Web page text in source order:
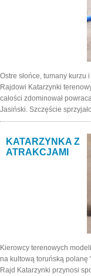
Ostre słońce, tumany kurzu
Rajdowi Katarzynki
całości zdominował
Jasiński. Szczęście
KATARZYNKA Z
ATRAKCJAMI
Kierowcy terenowych
na kultową toruńską polanę
Rajd Katarzynki przynosi